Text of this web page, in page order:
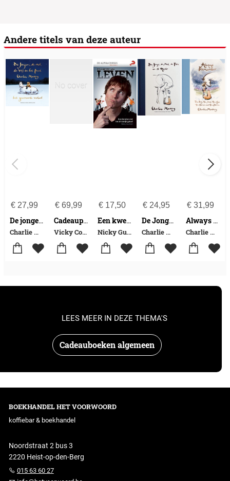
Andere titels van deze auteur
€27,99
De jongen, de mol, de vos en het paard
Charlie Mackesy
€69,99
Cadeaupapier Verhalen uit Wisselweg Woud
Vicky Cowie
€ 17,50
Een kwestie van leven
Nicky Gumbel
€ 24,95
De Jonge, de Mol, de Foks en it Hynder
Charlie Mackesy
€31,99
Always remember
Charlie Mackesy
Cadeauboeken algemeen
LEES MEER IN DEZE THEMA'S
BOEKHANDEL HET VOORWOORD
koffiebar & boekhandel
Noordstraat 2 bus 3
2220 Heist-op-den-Berg
015 63 60 27